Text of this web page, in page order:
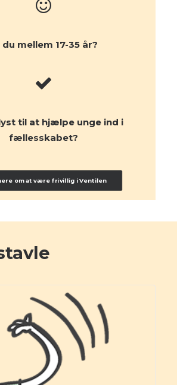
du mellem 17-35 år?
til at hjælpe unge ind i
fællesskabet?
om at være frivillig i Ventilen